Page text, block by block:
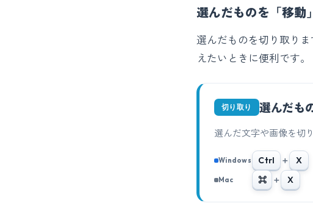
選んだものを「移動
選んだものを切り取り
えたいときに便利です。
切り取り 選んだも
選んだ文字や画像を切
Windows Ctrl ＋ X
Mac ⌘ ＋ X